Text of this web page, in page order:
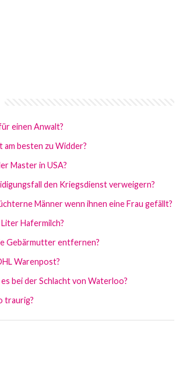
einen Anwalt?
am besten zu Widder?
Master in USA?
den Kriegsdienst verweigern?
Männer wenn ihnen eine Frau gefällt?
Hafermilch?
Gebärmutter entfernen?
Warenpost?
bei der Schlacht von Waterloo?
traurig?